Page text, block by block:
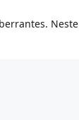
Neste